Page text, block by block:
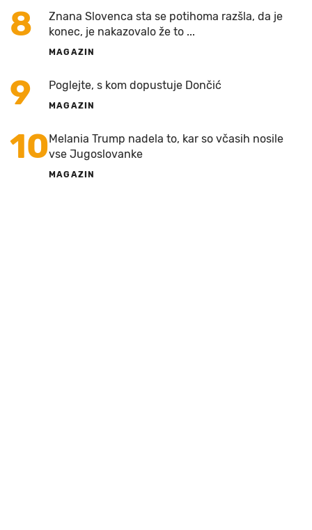
8
Znana Slovenca sta se potihoma razšla, da je
konec, je nakazovalo že to ...
MAGAZIN
9 Poglejte, s kom dopustuje Dončić
MAGAZIN
10Melania Trump nadela to, kar so včasih nosile
vse Jugoslovanke
MAGAZIN